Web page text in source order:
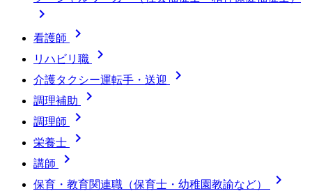

看護師 
リハビリ職 
介護タクシー運転手・送迎 
調理補助 
調理師 
栄養士 
講師 
保育・教育関連職（保育士・幼稚園教諭など） 